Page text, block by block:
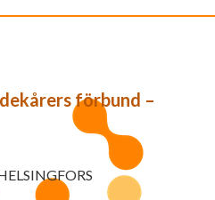
förbund –